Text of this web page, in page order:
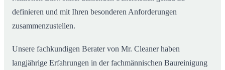
definieren und mit Ihren besonderen Anforderungen
zusammenzustellen.
Unsere fachkundigen Berater von Mr. Cleaner haben
langjährige Erfahrungen in der fachmännischen Baureinigung